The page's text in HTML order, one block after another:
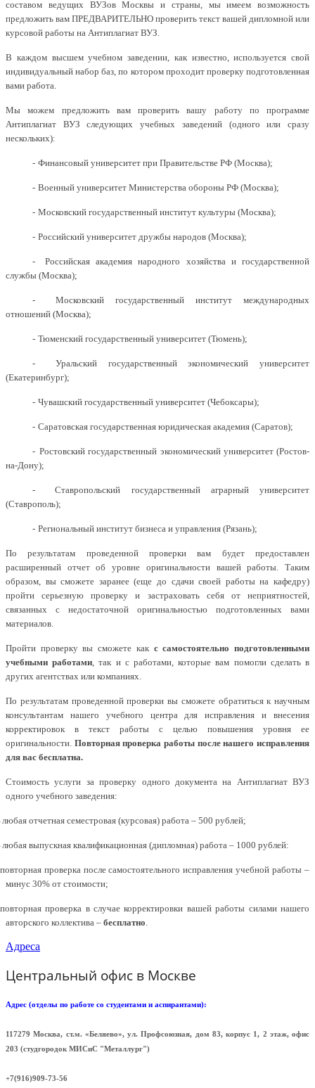
составом ведущих ВУЗов Москвы и страны, мы имеем возможность
предложить вам ПРЕДВАРИТЕЛЬНО проверить текст вашей дипломной или
курсовой работы на Антиплагиат ВУЗ.
В каждом высшем учебном заведении, как известно, используется свой
индивидуальный набор баз, по котором проходит проверку подготовленная
вами работа.
Мы можем предложить вам проверить вашу работу по программе
Антиплагиат ВУЗ следующих учебных заведений (одного или сразу
нескольких):
- Финансовый университет при Правительстве РФ (Москва);
- Военный университет Министерства обороны РФ (Москва);
- Московский государственный институт культуры (Москва);
- Российский университет дружбы народов (Москва);
-
Российская академия народного хозяйства и государственной
службы (Москва);
-
Московский государственный институт международных
отношений (Москва);
- Тюменский государственный университет (Тюмень);
-
Уральский государственный экономический университет
(Екатеринбург);
- Чувашский государственный университет (Чебоксары);
- Саратовская государственная юридическая академия (Саратов);
- Ростовский государственный экономический университет (Ростов-
на-Дону);
-
Ставропольский государственный аграрный университет
(Ставрополь);
- Региональный институт бизнеса и управления (Рязань);
По результатам проведенной проверки вам будет предоставлен
расширенный отчет об уровне оригинальности вашей работы. Таким
образом, вы сможете заранее (еще до сдачи своей работы на кафедру)
пройти серьезную проверку и застраховать себя от неприятностей,
связанных с недостаточной оригинальностью подготовленных вами
материалов.
Пройти проверку вы сможете как с самостоятельно подготовленными
учебными работами , так и с работами, которые вам помогли сделать в
других агентствах или компаниях.
По результатам проведенной проверки вы сможете обратиться к научным
консультантам нашего учебного центра для исправления и внесения
корректировок в текст работы с целью повышения уровня ее
оригинальности. Повторная проверка работы после нашего исправления
для вас бесплатна.
Стоимость услуги за проверку одного документа на Антиплагиат ВУЗ
одного учебного заведения:
любая отчетная семестровая (курсовая) работа – 500 рублей;
любая выпускная квалификационная (дипломная) работа – 1000 рублей:
повторная проверка после самостоятельного исправления учебной работы –
минус 30% от стоимости;
повторная проверка в случае корректировки вашей работы силами нашего
авторского коллектива – бесплатно
Адреса
Центральный офис в Москве
Адрес (отделы по работе со студентами и аспирантами):
117279 Москва, ст.м. «Беляево», ул. Профсоюзная, дом 83, корпус 1, 2 этаж, офис
203 (cтудгородок МИСиС "Металлург")
+7(916)909-73-56